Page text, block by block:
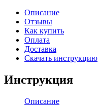
Описание
Отзывы
Как купить
Оплата
Доставка
Скачать инструкцию
Инструкция
Описание